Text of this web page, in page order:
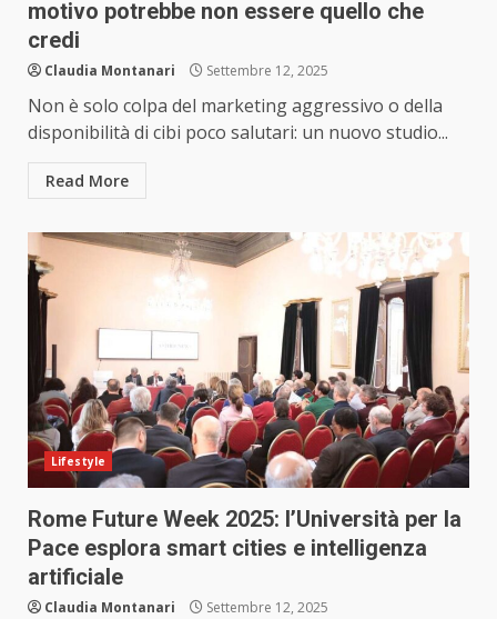
motivo potrebbe non essere quello che
credi
Claudia Montanari Settembre 12, 2025
Non è solo colpa del marketing aggressivo o della
disponibilità di cibi poco salutari: un nuovo studio...
Read More
Lifestyle
Rome Future Week 2025: l’Università per la
Pace esplora smart cities e intelligenza
artificiale
Claudia Montanari Settembre 12, 2025